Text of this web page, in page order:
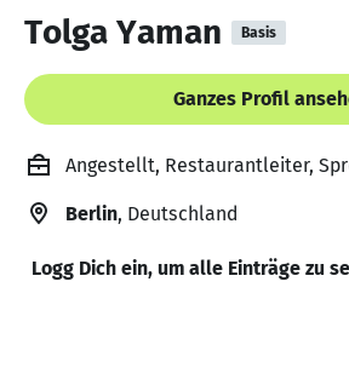
Tolga Yaman Basis
Ganzes Profil
Angestellt, Restaurantleiter,
Berlin, Deutschland
Logg Dich ein, um alle Einträge zu